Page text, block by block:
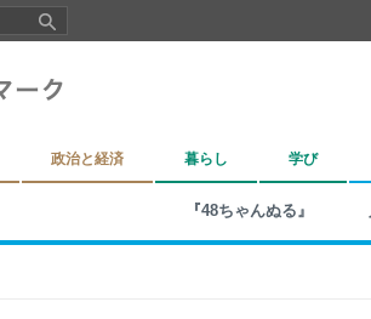
政治と経済 暮らし 学び
『48ちゃんぬる』